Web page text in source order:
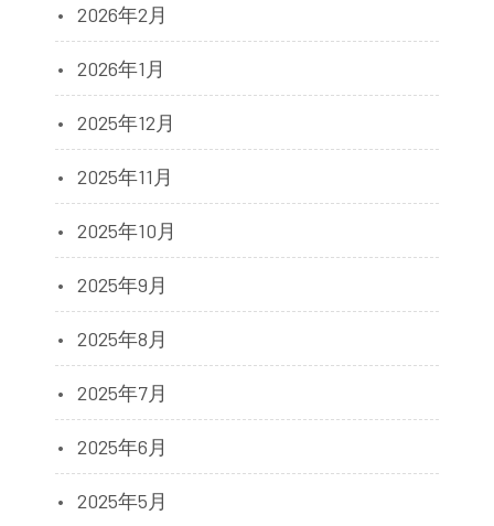
2026年2月
2026年1月
2025年12月
2025年11月
2025年10月
2025年9月
2025年8月
2025年7月
2025年6月
2025年5月